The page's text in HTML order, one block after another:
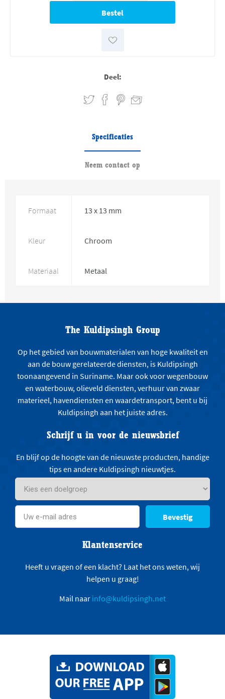
Deel:
Specificaties
Neem contact op
Formaat 13 x 13 mm
Kleur Chroom
Materiaal Metaal
The Kuldipsingh Group
Op het gebied van bouwmaterialen van hoge kwaliteit en
aan de bouw gerelateerde diensten, is Kuldipsingh
toonaangevend in Suriname. Maar ook voor wegenbouw
en waterbouw, olieveld diensten, verhuur van zwaar
materieel, havendiensten en waardetransport, bent u bij
Kuldipsingh aan het juiste adres.
Schrijf u in voor de nieuwsbrief
En blijf op de hoogte van de nieuwste producten, handige
tips en andere Kuldipsingh nieuwtjes.
Bevestig
Klantenservice
Heeft u vragen of een klacht? Laat het ons weten, wij
helpen u graag!
Mail naar info@kuldipsingh.net